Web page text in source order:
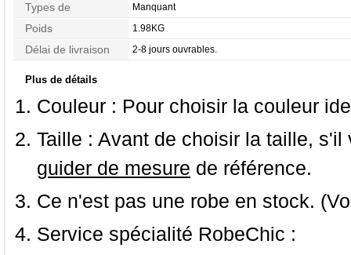
Types de
Morphologie
Manquant
Poids 1.98KG
Délai de livraison 2-8 jours ouvrables.
Plus de détails
Couleur : Pour choisir la couleur
Taille : Avant de choisir la taille,
guider de mesure de référence.
Ce n'est pas une robe en stock.
Service spécialité RobeChic :